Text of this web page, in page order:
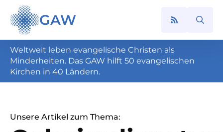
GAW
Search
Weltweit leben evangelische Christen als
Minderheiten. Das GAW hilft 50 evangelischen
Kirchen in 40 Ländern.
Unsere Artikel zum Thema: